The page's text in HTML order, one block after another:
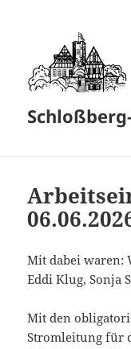
Mit dabei waren:
Eddi Klug, Sonja
Mit den
Stromleitung für